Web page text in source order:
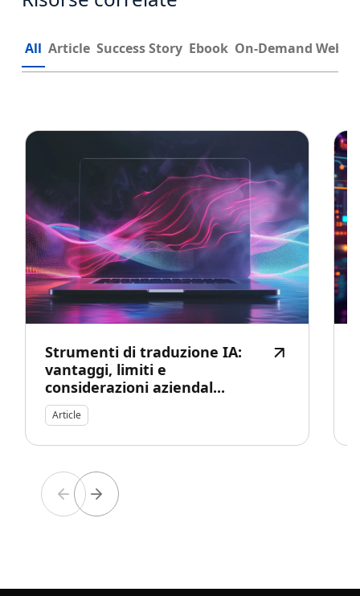
All Article Success Story Ebook On-Demand
Strumenti di traduzione IA:
vantaggi, limiti e
considerazioni aziendal...
Article